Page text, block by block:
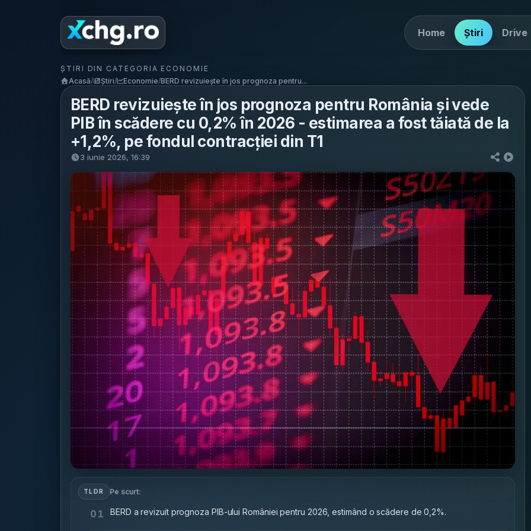
Home Știri Drive
ȘTIRI DIN CATEGORIA ECONOMIE
Acasă/ Știri/ Economie/BERD revizuiește în jos prognoza pentru...
BERD revizuiește în jos prognoza pentru România și vede
PIB în scădere cu 0,2% în 2026 - estimarea a fost tăiată de la
+1,2%, pe fondul contracției din T1
3 iunie 2026, 16:39
TLDR Pe scurt:
01 BERD a revizuit prognoza PIB-ului României pentru 2026, estimând o scădere de 0,2%.